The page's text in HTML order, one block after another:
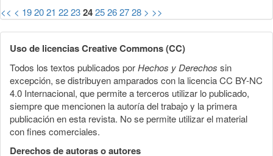
<< < 192021 22232425262728 > >>
Uso de licencias Creative Commons (CC)
Todos los textos publicados porHechos y Derechos sin
excepción, se distribuyen amparados con la licencia CC BY-NC
4.0 Internacional, que permite a terceros utilizar lo publicado,
siempre que mencionen la autoría del trabajo y la primera
publicación en esta revista. No se permite utilizar el material
con fines comerciales.
Derechos de autoras o autores